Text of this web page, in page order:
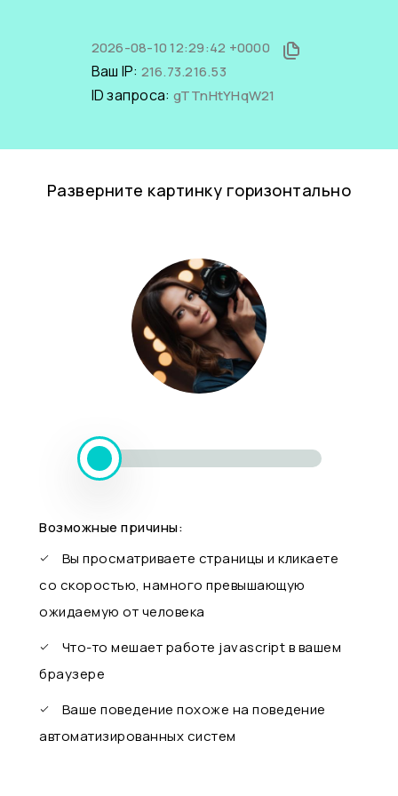
2026-08-10 12:29:42 +0000
Ваш IP: 216.73.216.53
ID запроса: gTTnHtYHqW21
Разверните картинку горизонтально
Возможные причины:
Вы просматриваете страницы и кликаете
со скоростью, намного превышающую
ожидаемую от человека
Что-то мешает работе javascript в вашем
браузере
Ваше поведение похоже на поведение
автоматизированных систем